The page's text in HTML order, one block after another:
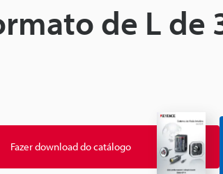
de L
Fazer download do catálogo